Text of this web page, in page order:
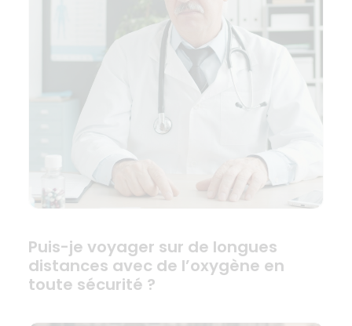
Puis-je voyager sur de longues
distances avec de l’oxygène en
toute sécurité ?